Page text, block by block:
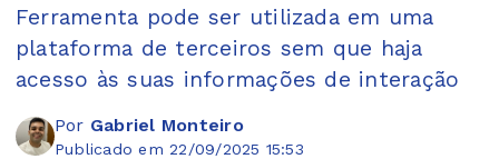
Ferramenta pode ser utilizada em uma
plataforma de terceiros sem que haja
acesso às suas informações de interação
Por Gabriel Monteiro
Publicado em 22/09/2025 15:53